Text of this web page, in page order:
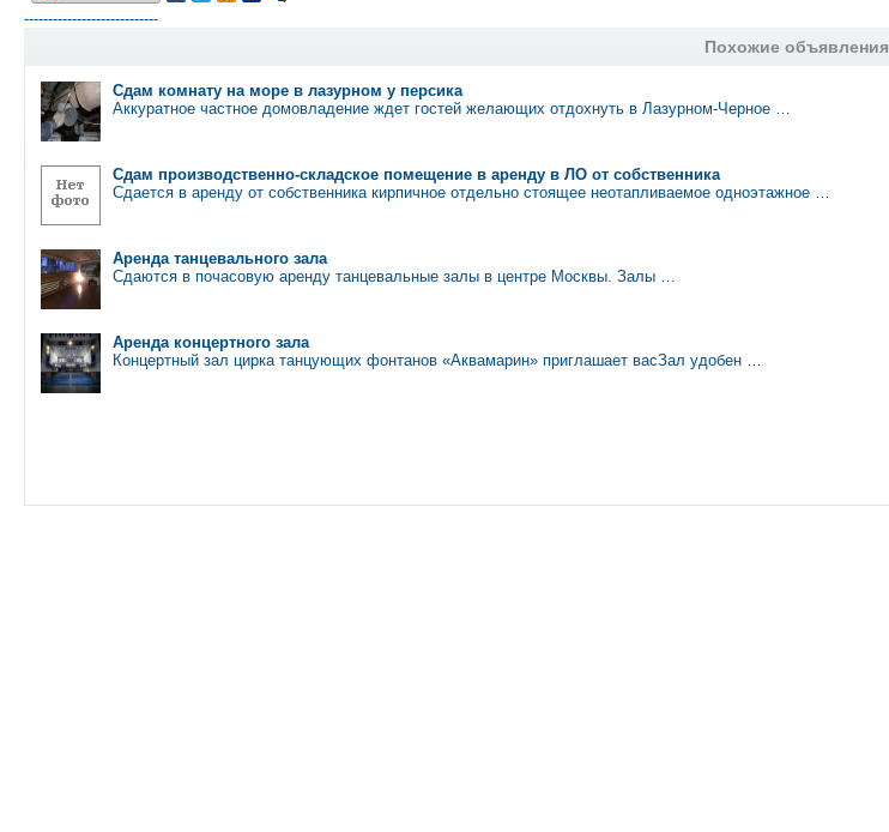
----------------------------
Похожие объявления
Сдам комнату на море в лазурном у персика
Аккуратное частное домовладение ждет гостей желающих отдохнуть в Лазурном-Черное …
Сдам производственно-складское помещение в аренду в ЛО от собственника
Сдается в аренду от собственника кирпичное отдельно стоящее неотапливаемое одноэтажное …
Аренда танцевального зала
Сдаются в почасовую аренду танцевальные залы в центре Москвы. Залы …
Аренда концертного зала
Концертный зал цирка танцующих фонтанов «Аквамарин» приглашает васЗал удобен …